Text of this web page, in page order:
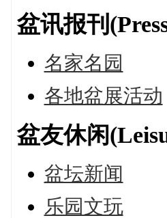
盆讯报刊
名家名园
各地盆展活动
盆友休闲
盆坛新闻
乐园文玩